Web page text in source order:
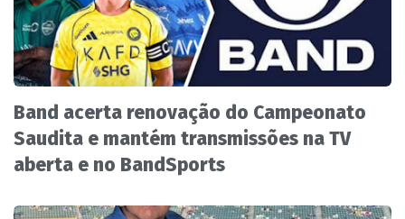
Band acerta renovação do Campeonato
Saudita e mantém transmissões na TV
aberta e no BandSports